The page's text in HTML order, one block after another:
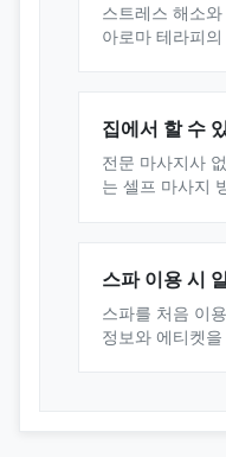
스트레스 해소
아로마 테라피
집에서 할 수
전문 마사지사
는 셀프 마사지
스파 이용 시
스파를 처음 이
정보와 에티켓